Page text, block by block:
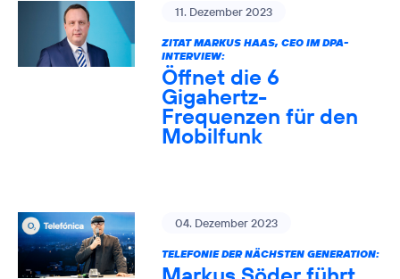
11. Dezember 2023
ZITAT MARKUS HAAS, CEO IM DPA-
INTERVIEW:
Öffnet die 6
Gigahertz-
Frequenzen für den
Mobilfunk
04. Dezember 2023
TELEFONIE DER NÄCHSTEN GENERATION: